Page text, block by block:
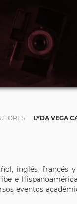
LYDA VEGA
inglés,
e
eventos